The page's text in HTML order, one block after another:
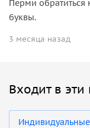
Перми обратиться
буквы.
3 месяца назад
Входит в эти
Индивидуальные